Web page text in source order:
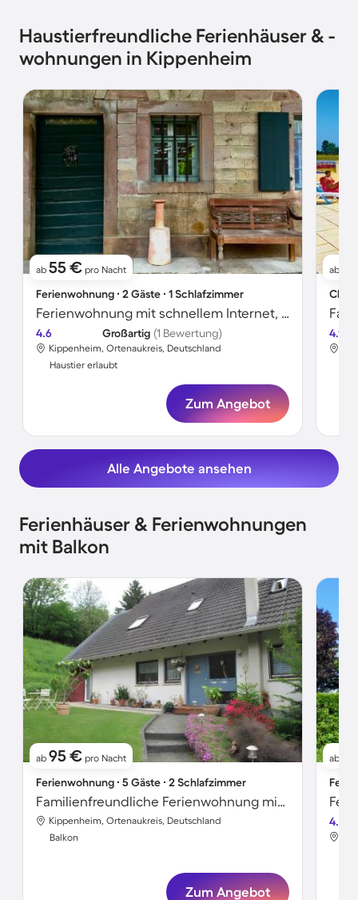
Haustierfreundliche Ferienhäuser & -
wohnungen in Kippenheim
ab 55 € pro Nacht
Ferienwohnung ∙ 2 Gäste ∙ 1 Schlafzimmer
Ferienwohnung mit schnellem Internet, Garten und Terrasse | Gartenblick
4.6 Großartig (1 Bewertung)
Kippenheim, Ortenaukreis, Deutschland
Haustier erlaubt
Zum Angebot
ab
4.1
Alle Angebote ansehen
Ferienhäuser & Ferienwohnungen
mit Balkon
ab 95 € pro Nacht
Ferienwohnung ∙ 5 Gäste ∙ 2 Schlafzimmer
Familienfreundliche Ferienwohnung mit schnellem Internet, Garten und Terrasse | Gartenblick | Hunde erlaubt
Kippenheim, Ortenaukreis, Deutschland
Balkon
Zum Angebot
ab
4.5